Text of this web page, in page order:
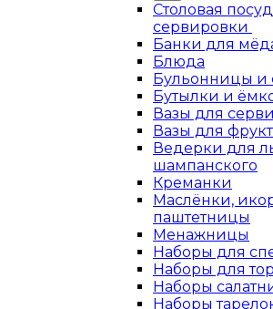
Столовая
сервировки
Банки для
Блюда
Бульонницы и
Бутылки и
Вазы для
Вазы для
Ведерки для
шампанского
Креманки
Маслёнки,
паштетницы
Менажницы
Наборы для
Наборы для
Наборы
Наборы